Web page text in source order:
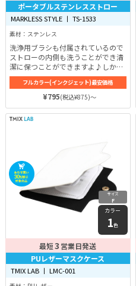
ポータブルステンレスストロー
MARKLESS STYLE 丨 TS-1533
素材：ステンレス
洗浄用ブラシも付属されているので
ストローの内側も洗うことができ清
潔に保つことができますよ♪しか
も、錆びにくいステンレス素材を採
用しているので、長年繰り返し愛用
することができるので嬉しいアイテ
フルカラー(インクジェット)最安価格
¥795(税込¥875)～
サイズ
F
カラー
1色
最短3 営業日発送
PUレザーマスクケース
TMIX LAB 丨 LMC-001